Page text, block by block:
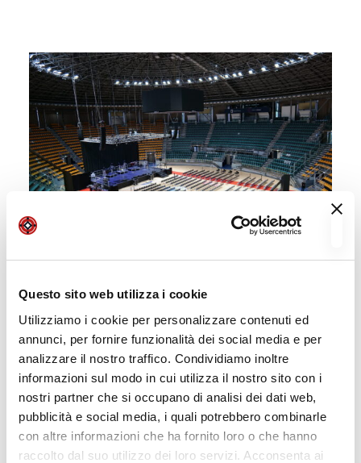
Questo sito web utilizza i cookie
Utilizziamo i cookie per personalizzare contenuti ed
annunci, per fornire funzionalità dei social media e per
analizzare il nostro traffico. Condividiamo inoltre
informazioni sul modo in cui utilizza il nostro sito con i
nostri partner che si occupano di analisi dei dati web,
pubblicità e social media, i quali potrebbero combinarle
con altre informazioni che ha fornito loro o che hanno
raccolto dal suo utilizzo dei loro servizi. Acconsenta ai